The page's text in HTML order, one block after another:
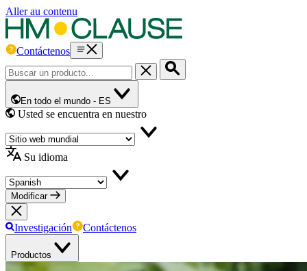
Aller au contenu
Contáctenos
En todo el mundo - ES
Usted se encuentra en nuestro
Su idioma
Modificar
Investigación Contáctenos
Productos